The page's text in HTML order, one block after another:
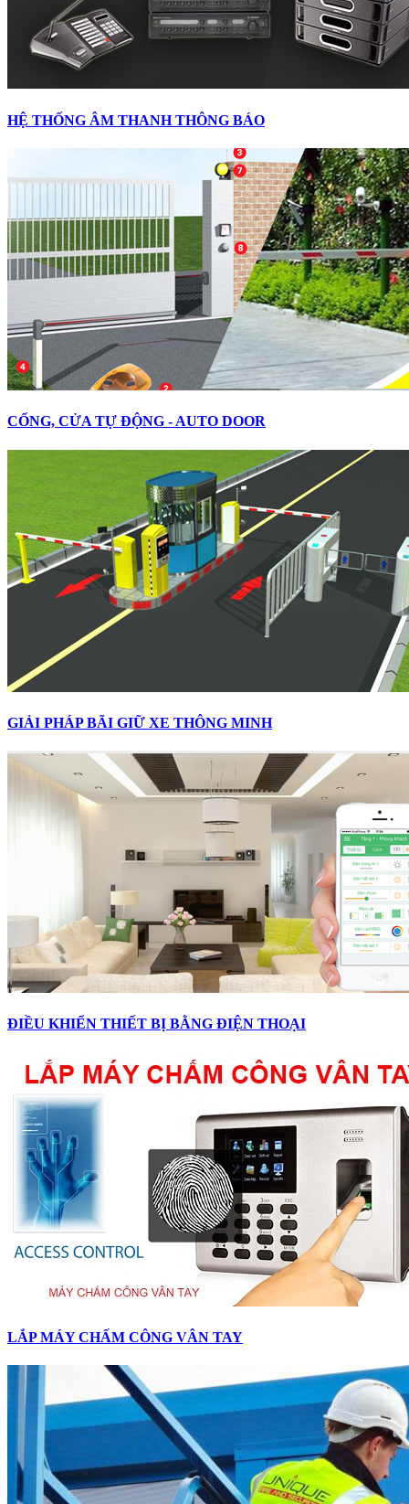
HỆ THỐNG ÂM THANH THÔNG BÁO
CỔNG, CỬA TỰ ĐỘNG - AUTO DOOR
GIẢI PHÁP BÃI GIỮ XE THÔNG MINH
ĐIỀU KHIỂN THIẾT BỊ BẰNG ĐIỆN THOẠI
LẮP MÁY CHẤM CÔNG VÂN TAY